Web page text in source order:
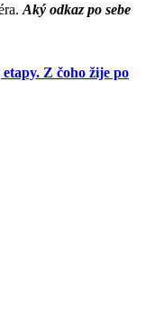
Aký odkaz po sebe
Z čoho žije po